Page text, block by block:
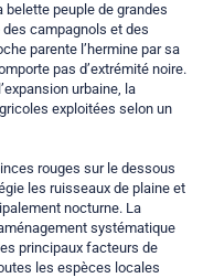
peuple de grandes
des campagnols et des
parente l’hermine par sa
pas d’extrémité noire.
urbaine, la
exploitées selon un
rouges sur le dessous
les ruisseaux de plaine et
nocturne. La
systématique
principaux facteurs de
les espèces locales